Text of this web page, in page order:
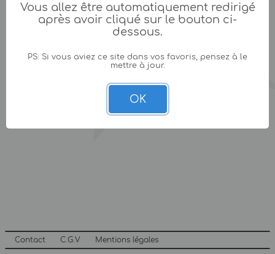
Contact C.G.V Mentions légales
Vous allez être automatiquement redirigé
après avoir cliqué sur le bouton ci-
dessous.
PS: Si vous aviez ce site dans vos favoris, pensez à le
mettre à jour.
OK